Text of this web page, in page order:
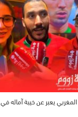
يعبر عن خيبة آماله في